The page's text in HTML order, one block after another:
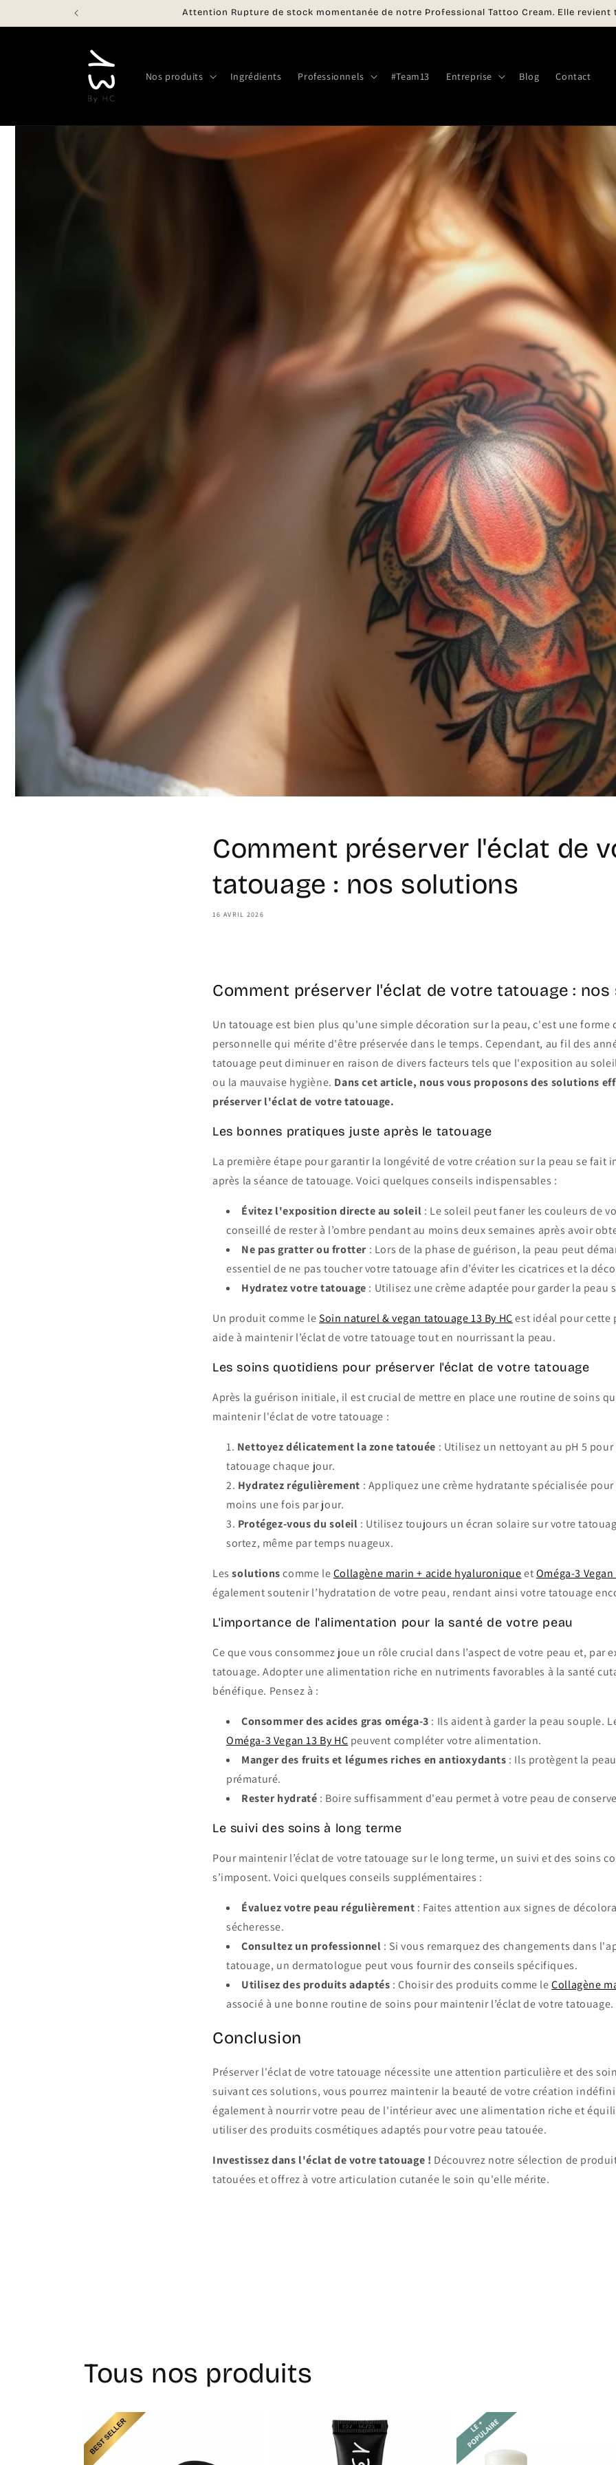
au
Attention Rupture de stock momentanée de notre Professional Tattoo Cream. Elle revient
Nos produits Ingrédients Professionnels #Team13 Entreprise Blog Contact
Comment préserver l'éclat de
tatouage : nos solutions
16 AVRIL 2026
Comment préserver l'éclat de votre tatouage :
Un tatouage est bien plus qu'une simple décoration sur la peau, c'est une forme
personnelle qui mérite d'être préservée dans le temps. Cependant, au fil des
tatouage peut diminuer en raison de divers facteurs tels que l'exposition au
ou la mauvaise hygiène. Dans cet article, nous vous proposons des solutions
préserver l'éclat de votre tatouage.
Les bonnes pratiques juste après le tatouage
La première étape pour garantir la longévité de votre création sur la peau se fait
après la séance de tatouage. Voici quelques conseils indispensables :
Évitez l'exposition directe au soleil : Le soleil peut faner les couleurs de
conseillé de rester à l’ombre pendant au moins deux semaines après avoir
Ne pas gratter ou frotter : Lors de la phase de guérison, la peau peut
essentiel de ne pas toucher votre tatouage afin d’éviter les cicatrices et la
Hydratez votre tatouage : Utilisez une crème adaptée pour garder la peau
Un produit comme leSoin naturel & vegan tatouage 13 By HCest idéal pour cette
aide à maintenir l’éclat de votre tatouage tout en nourrissant la peau.
Les soins quotidiens pour préserver l'éclat de votre tatouage
Après la guérison initiale, il est crucial de mettre en place une routine de soins
maintenir l'éclat de votre tatouage :
Nettoyez délicatement la zone tatouée : Utilisez un nettoyant au pH 5
tatouage chaque jour.
Hydratez régulièrement : Appliquez une crème hydratante spécialisée
moins une fois par jour.
Protégez-vous du soleil : Utilisez toujours un écran solaire sur votre
sortez, même par temps nuageux.
Lessolutionscomme leCollagène marin + acide hyaluroniqueetOméga-3 Vegan
également soutenir l’hydratation de votre peau, rendant ainsi votre tatouage
L'importance de l'alimentation pour la santé de votre peau
Ce que vous consommez joue un rôle crucial dans l’aspect de votre peau et, par
tatouage. Adopter une alimentation riche en nutriments favorables à la santé
bénéfique. Pensez à :
Consommer des acides gras oméga-3 : Ils aident à garder la peau souple.
Oméga-3 Vegan 13 By HC peuvent compléter votre alimentation.
Manger des fruits et légumes riches en antioxydants : Ils protègent la
prématuré.
Rester hydraté : Boire suffisamment d'eau permet à votre peau de
Le suivi des soins à long terme
Pour maintenir l’éclat de votre tatouage sur le long terme, un suivi et des soins
s’imposent. Voici quelques conseils supplémentaires :
Évaluez votre peau régulièrement : Faites attention aux signes de
sécheresse.
Consultez un professionnel : Si vous remarquez des changements dans
tatouage, un dermatologue peut vous fournir des conseils spécifiques.
Utilisez des produits adaptés : Choisir des produits comme leCollagène
associé à une bonne routine de soins pour maintenir l’éclat de votre tatouage.
Conclusion
Préserver l'éclat de votre tatouage nécessite une attention particulière et des
suivant ces solutions, vous pourrez maintenir la beauté de votre création
également à nourrir votre peau de l'intérieur avec une alimentation riche et
utiliser des produits cosmétiques adaptés pour votre peau tatouée.
Investissez dans l'éclat de votre tatouage ! Découvrez notre sélection de
tatouées et offrez à votre articulation cutanée le soin qu'elle mérite.
Tous nos produits